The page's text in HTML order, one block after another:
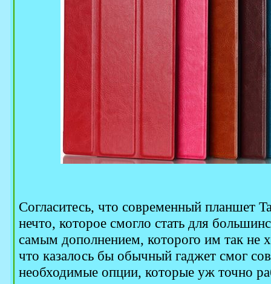
Согласитесь, что современный планшет
нечто, которое смогло стать для
самым дополнением, которого им так не
что казалось бы обычный гаджет смог
необходимые опции, которые уж точно